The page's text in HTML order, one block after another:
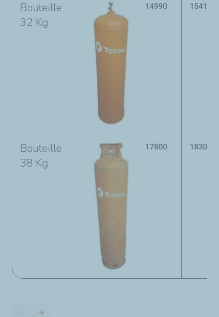
Bouteille
32 Kg
14990 15412
Bouteille
38 Kg
17800 18300